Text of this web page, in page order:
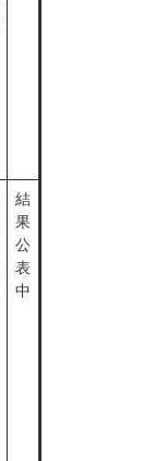
結
果
公
表
中